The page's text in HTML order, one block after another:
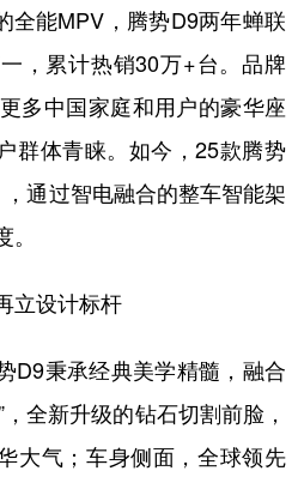
Français عربى
日本語 한국어
全能MPV，腾势D9两年蝉联
，累计热销30万+台。品牌
多中国家庭和用户的豪华座
群体青睐。如今，25款腾势
通过智电融合的整车智能架
。
立设计标杆
D9秉承经典美学精髓，融合
全新升级的钻石切割前脸，
大气；车身侧面，全球领先